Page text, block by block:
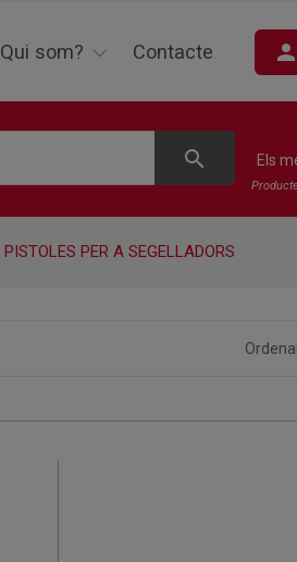
Qui som? Contacte
search Els
PISTOLES PER A SEGELLADORS